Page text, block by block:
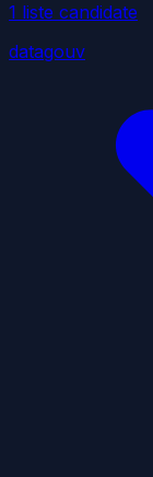
1 liste candidate
datagouv